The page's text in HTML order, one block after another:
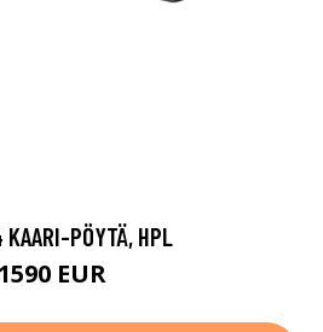
PÖYTÄ, HPL
1590 EUR